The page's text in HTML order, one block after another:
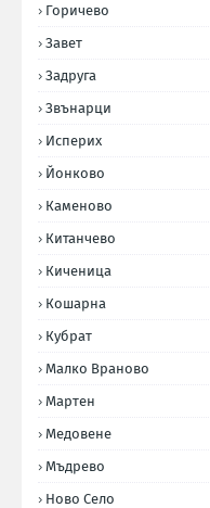
Горичево
Завет
Задруга
Звънарци
Исперих
Йонково
Каменово
Китанчево
Киченица
Кошарна
Кубрат
Малко Враново
Мартен
Медовене
Мъдрево
Ново Село